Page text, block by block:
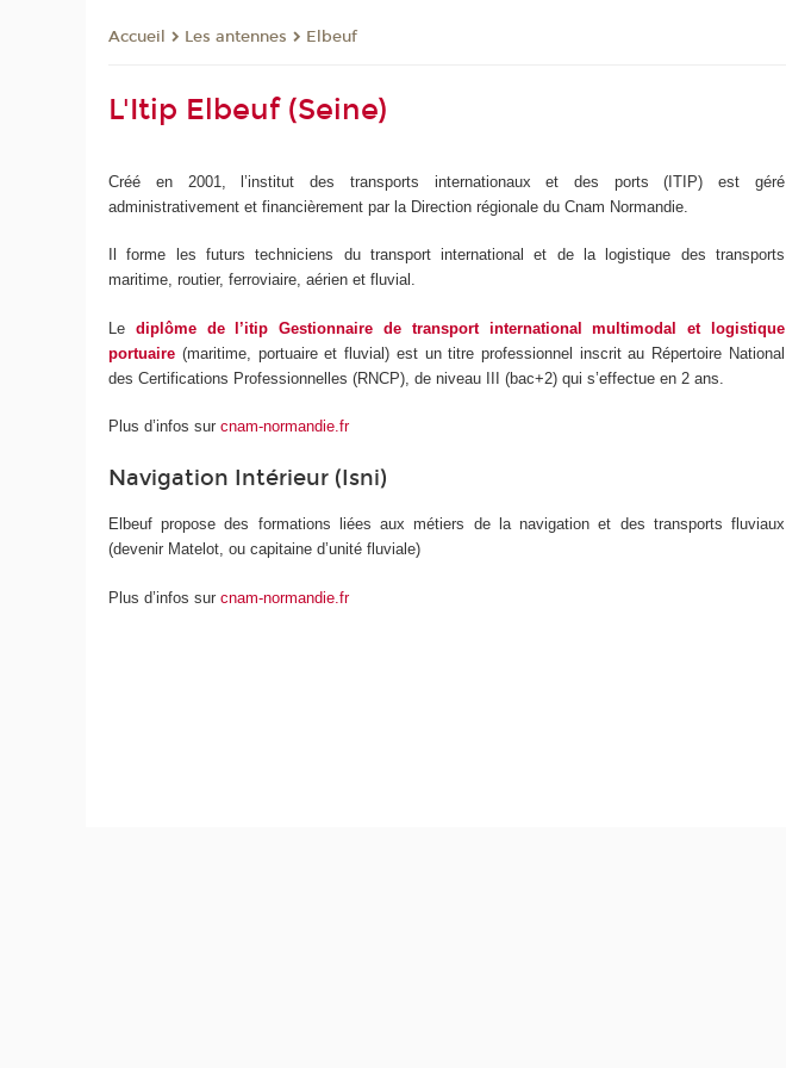
Accueil Les antennes Elbeuf
L'Itip Elbeuf (Seine)
Créé en 2001, l’institut des transports internationaux et des ports (ITIP) est géré
administrativement et financièrement par la Direction régionale du Cnam Normandie.
Il forme les futurs techniciens du transport international et de la logistique des transports
maritime, routier, ferroviaire, aérien et fluvial.
Le diplôme de l’itip Gestionnaire de transport international multimodal et logistique
portuaire (maritime, portuaire et fluvial) est un titre professionnel inscrit au Répertoire National
des Certifications Professionnelles (RNCP), de niveau III (bac+2) qui s’effectue en 2 ans.
Plus d’infos surcnam-normandie.fr
Navigation Intérieur (Isni)
Elbeuf propose des formations liées aux métiers de la navigation et des transports fluviaux
(devenir Matelot, ou capitaine d’unité fluviale)
Plus d’infos surcnam-normandie.fr